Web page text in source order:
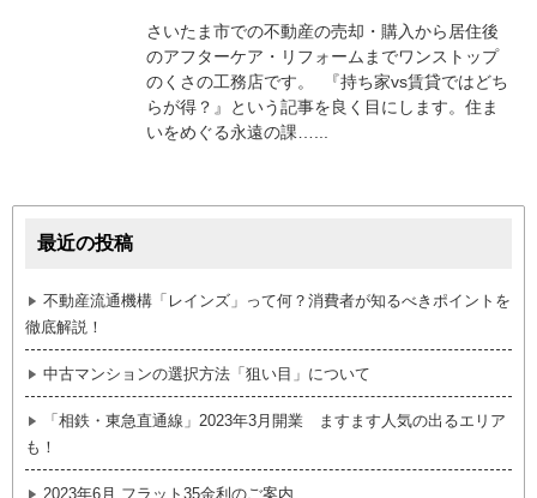
さいたま市での不動産の売却・購入から居住後
のアフターケア・リフォームまでワンストップ
のくさの工務店です。 『持ち家vs賃貸ではどち
らが得？』という記事を良く目にします。住ま
いをめぐる永遠の課…...
最近の投稿
不動産流通機構「レインズ」って何？消費者が知るべきポイントを
徹底解説！
中古マンションの選択方法「狙い目」について
「相鉄・東急直通線」2023年3月開業 ますます人気の出るエリア
も！
2023年6月 フラット35金利のご案内